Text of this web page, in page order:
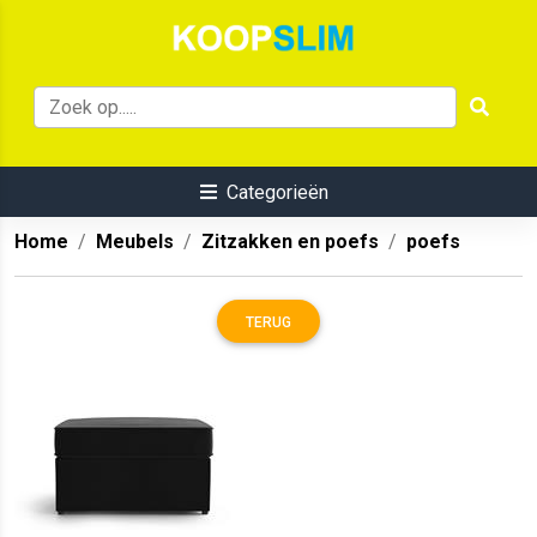
Categorieën
Home Meubels Zitzakken en poefs poefs
TERUG